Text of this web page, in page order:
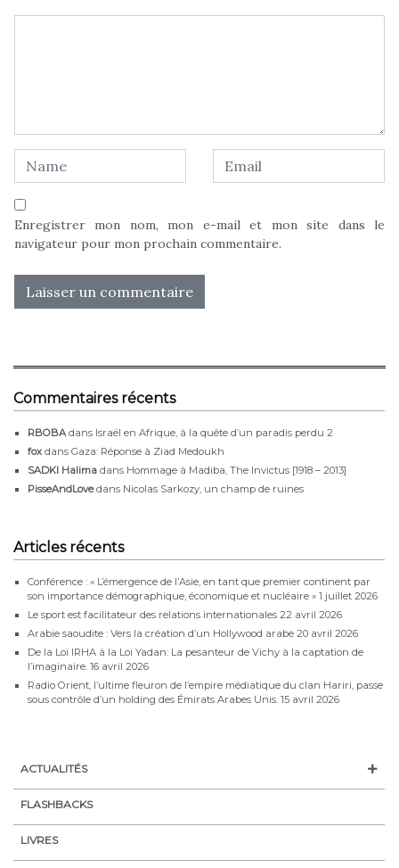
Enregistrer mon nom, mon e-mail et mon site dans le
navigateur pour mon prochain commentaire.
Commentaires récents
RBOBA dans Israël en Afrique, à la quête d’un paradis perdu 2
fox dans Gaza: Réponse à Ziad Medoukh
SADKI Halima dans Hommage à Madiba, The Invictus [1918 – 2013]
PisseAndLovedans Nicolas Sarkozy, un champ de ruines
Articles récents
Conférence : « L’émergence de l’Asie, en tant que premier continent par
son importance démographique, économique et nucléaire » 1 juillet 2026
Le sport est facilitateur des relations internationales 22 avril 2026
Arabie saoudite : Vers la création d’un Hollywood arabe 20 avril 2026
De la Loi IRHA à la Loi Yadan: La pesanteur de Vichy à la captation de
l’imaginaire. 16 avril 2026
Radio Orient, l’ultime fleuron de l’empire médiatique du clan Hariri, passe
sous contrôle d’un holding des Émirats Arabes Unis. 15 avril 2026
ACTUALITÉS
FLASHBACKS
LIVRES